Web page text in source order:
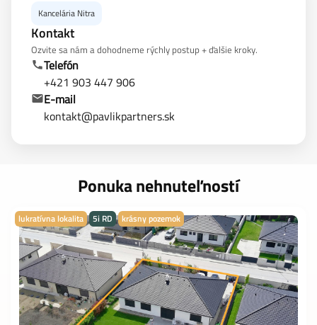
Kancelária Nitra
Kontakt
Ozvite sa nám a dohodneme rýchly postup + ďalšie kroky.
Telefón
+421 903 447 906
E-mail
kontakt@pavlikpartners.sk
Ponuka nehnuteľností
lukratívna lokalita 5i RD krásny pozemok